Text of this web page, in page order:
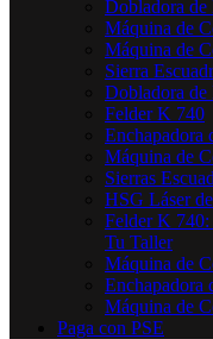
Dobladora
Máquina de
Máquina de
Sierra
Dobladora
Felder K 740
Enchapadora
Máquina de
Sierras
HSG Láser
Felder K 740:
Tu Taller
Máquina de
Enchapadora
Máquina de
Paga con PSE